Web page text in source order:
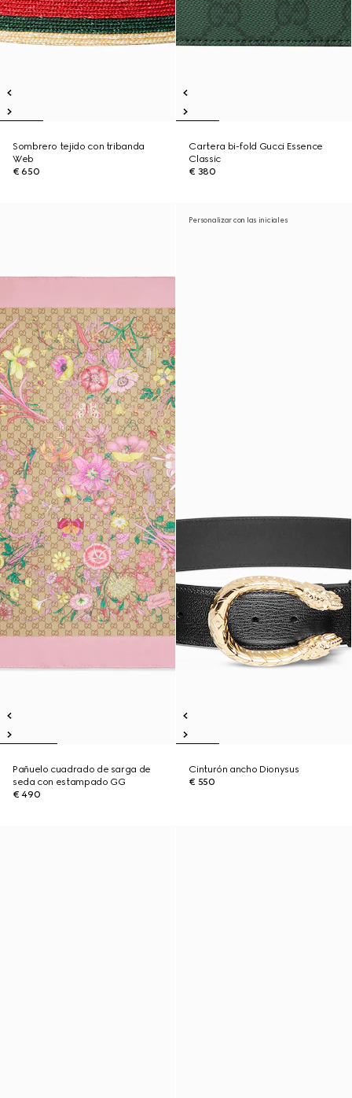
Sombrero tejido con tribanda
Web
€ 650
Cartera bi-fold Gucci Essence
Classic
€ 380
Pañuelo cuadrado de sarga de
seda con estampado GG
€ 490
Personalizar con las iniciales
Cinturón ancho Dionysus
€ 550